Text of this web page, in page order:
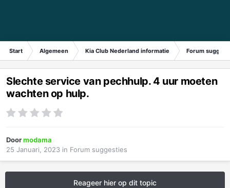
Start Algemeen Kia Club Nederland informatie Forum
Slechte service van pechhulp. 4 uur moeten
wachten op hulp.
Doormodama
25 Januari, 2023 in Forum suggesties
Reageer hier op dit topic